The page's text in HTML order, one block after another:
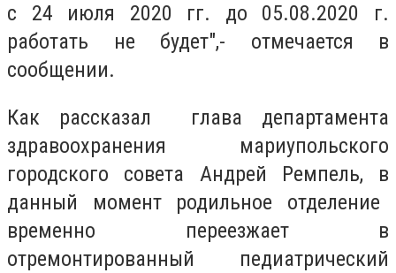
с 24 июля 2020 гг. до 05.08.2020 г.
работать не будет",- отмечается в
сообщении.
Как рассказал
глава департамента
здравоохранения мариупольского
городского совета Андрей Ремпель, в
данный момент родильное отделение
временно переезжает в
отремонтированный педиатрический